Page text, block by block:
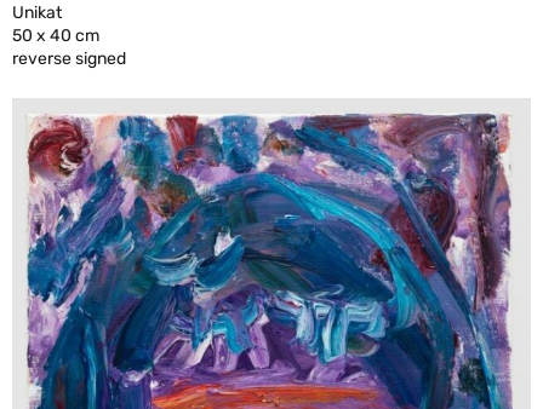
Unikat
50 x 40 cm
reverse signed